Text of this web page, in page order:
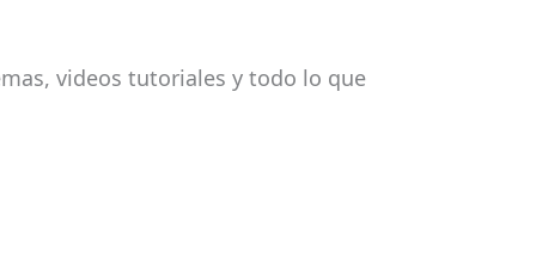
videos tutoriales y todo lo que